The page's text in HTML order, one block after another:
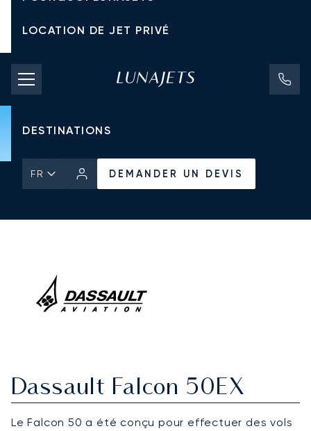
LOCATION DE JET PRIVÉ
TARIFS D'AFFRÈTEMENT
JETS PRIVÉS
DESTINATIONS
FR
DEMANDER UN DEVIS
DEMANDER UN DEVIS
Dassault Falcon 50EX
Le Falcon 50 a été conçu pour effectuer des vols